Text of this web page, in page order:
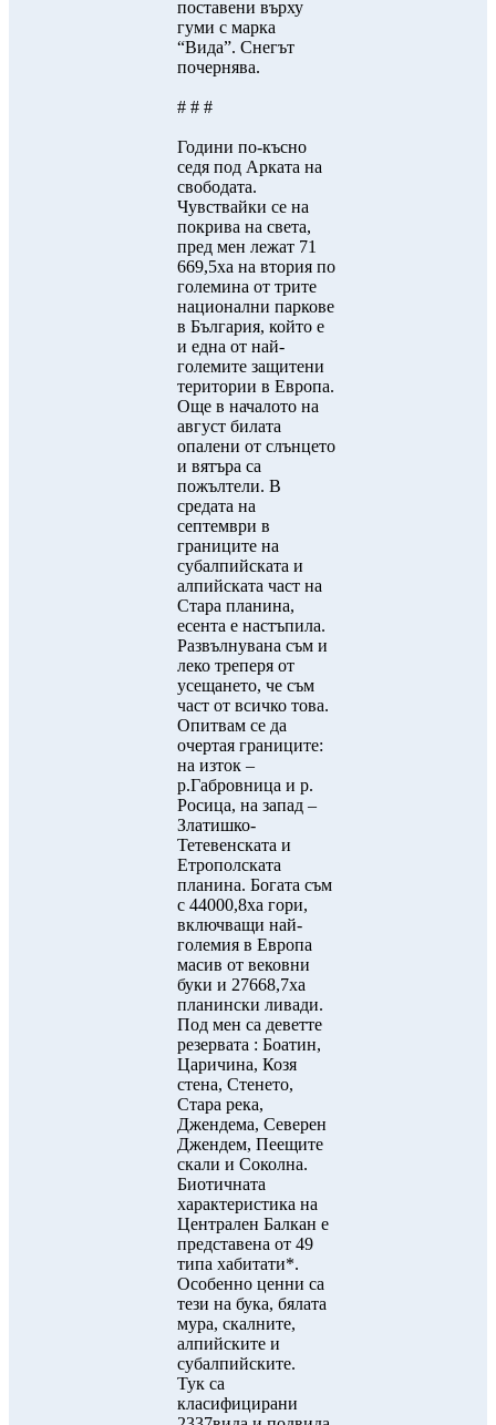
поставени върху
гуми с марка
“Вида”. Снегът
почернява.
# # #
Години по-късно
седя под Арката на
свободата.
Чувствайки се на
покрива на света,
пред мен лежат 71
669,5ха на втория по
големина от трите
национални паркове
в България, който е
и една от най-
големите защитени
територии в Европа.
Още в началото на
август билата
опалени от слънцето
и вятъра са
пожълтели. В
средата на
септември в
границите на
субалпийската и
алпийската част на
Стара планина,
есента е настъпила.
Развълнувана съм и
леко треперя от
усещането, че съм
част от всичко това.
Опитвам се да
очертая границите:
на изток –
р.Габровница и р.
Росица, на запад –
Златишко-
Тетевенската и
Етрополската
планина. Богата съм
с 44000,8ха гори,
включващи най-
големия в Европа
масив от вековни
буки и 27668,7ха
планински ливади.
Под мен са деветте
резервата : Боатин,
Царичина, Козя
стена, Стенето,
Стара река,
Джендема, Северен
Джендем, Пеещите
скали и Соколна.
Биотичната
характеристика на
Централен Балкан е
представена от 49
типа хабитати*.
Особенно ценни са
тези на бука, бялата
мура, скалните,
алпийските и
субалпийските.
Тук са
класифицирани